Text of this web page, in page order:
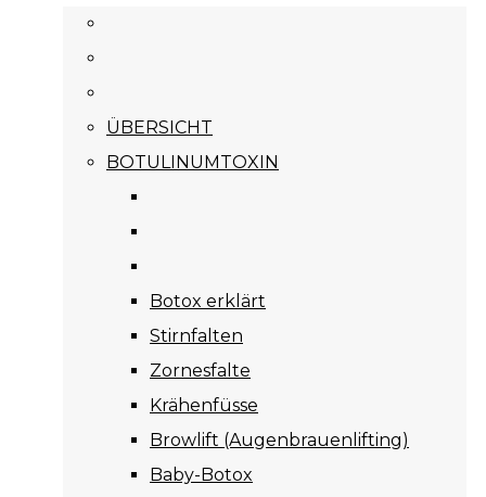
ÜBERSICHT
BOTULINUMTOXIN
Botox erklärt
Stirnfalten
Zornesfalte
Krähenfüsse
Browlift (Augenbrauenlifting)
Baby-Botox